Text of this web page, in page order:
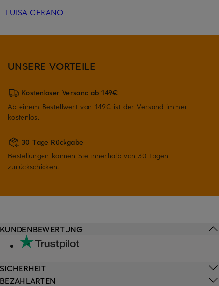
LUISA CERANO
UNSERE VORTEILE
Kostenloser Versand ab 149€
Ab einem Bestellwert von 149€ ist der Versand immer
kostenlos.
30 Tage Rückgabe
Bestellungen können Sie innerhalb von 30 Tagen
zurückschicken.
KUNDENBEWERTUNG
SICHERHEIT
BEZAHLARTEN